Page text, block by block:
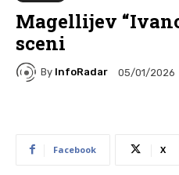
Magellijev
sceni
By InfoRadar 05/01/2026
Facebook X